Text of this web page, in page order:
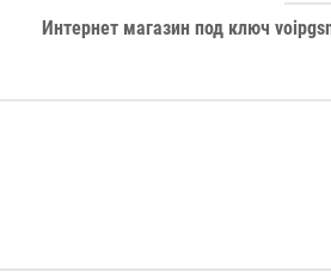
Интернет магазин под ключ